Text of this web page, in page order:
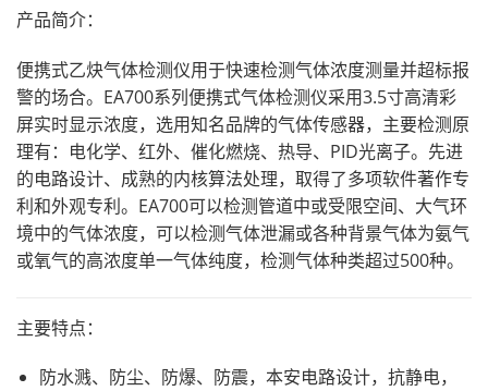
产品简介：
便携式乙炔气体检测仪用于快速检测气体浓度测量并超标报
警的场合。EA700系列便携式气体检测仪采用3.5寸高清彩
屏实时显示浓度，选用知名品牌的气体传感器，主要检测原
理有：电化学、红外、催化燃烧、热导、PID光离子。先进
的电路设计、成熟的内核算法处理，取得了多项软件著作专
利和外观专利。EA700可以检测管道中或受限空间、大气环
境中的气体浓度，可以检测气体泄漏或各种背景气体为氨气
或氧气的高浓度单一气体纯度，检测气体种类超过500种。
主要特点：
防水溅、防尘、防爆、防震，本安电路设计，抗静电，